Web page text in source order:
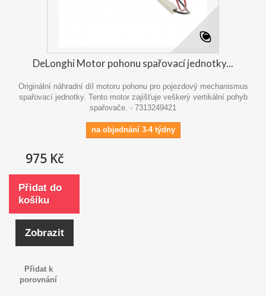
DeLonghi Motor pohonu spařovací jednotky...
Originální náhradní díl motoru pohonu pro pojezdový mechanismus
spařovací jednotky. Tento motor zajišťuje veškerý vertikální pohyb
spařovače. - 7313249421
na objednání 3-4 týdny
975 Kč
Přidat do
košíku
Zobrazit
Přidat k
porovnání